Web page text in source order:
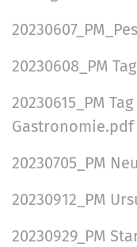
20230608_PM
20230615_PM
Gastronomie.pdf
20230705_PM
20230912_PM
20230929_PM